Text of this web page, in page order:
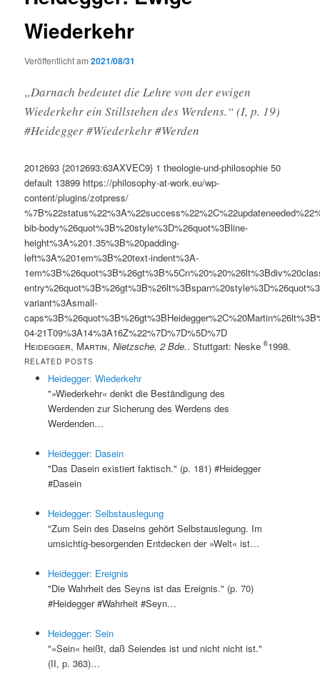
Wiederkehr
Veröffentlicht am2021/08/31
„Darnach bedeutet die Lehre von der ewigen
Wiederkehr ein Stillstehen des Werdens.“ (I, p. 19)
#Heidegger #Wiederkehr #Werden
2012693 {2012693:63AXVEC9} 1 theologie-und-philosophie 50
default 13899 https://philosophy-at-work.eu/wp-
content/plugins/zotpress/
bib-body%26quot%3B%20style%3D%26quot%3Bline-
height%3A%201.35%3B%20padding-
left%3A%201em%3B%20text-indent%3A-
variant%3Asmall-
04-21T09%3A14%3A16Z%22%7D%7D%5D%7D
Heidegger, Martin,Nietzsche, 2 Bde.. Stuttgart: Neske61998.
RELATED POSTS
Heidegger: Wiederkehr
"»Wiederkehr« denkt die Beständigung des
Werdenden zur Sicherung des Werdens des
Werdenden…
Heidegger: Dasein
"Das Dasein existiert faktisch." (p. 181) #Heidegger
#Dasein
Heidegger: Selbstauslegung
"Zum Sein des Daseins gehört Selbstauslegung. Im
umsichtig-besorgenden Entdecken der »Welt« ist…
Heidegger: Ereignis
"Die Wahrheit des Seyns ist das Ereignis." (p. 70)
#Heidegger #Wahrheit #Seyn…
Heidegger: Sein
"»Sein« heißt, daß Seiendes ist und nicht nicht ist."
(II, p. 363)…